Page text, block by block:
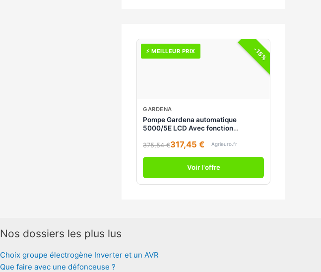
-15%
⚡ MEILLEUR PRIX
GARDENA
Pompe Gardena automatique
5000/5E LCD Avec fonction
375,54 €317,45 € Agrieuro.fr
Voir l'offre
Nos dossiers les plus lus
Choix groupe électrogène Inverter et un AVR
Que faire avec une défonceuse ?